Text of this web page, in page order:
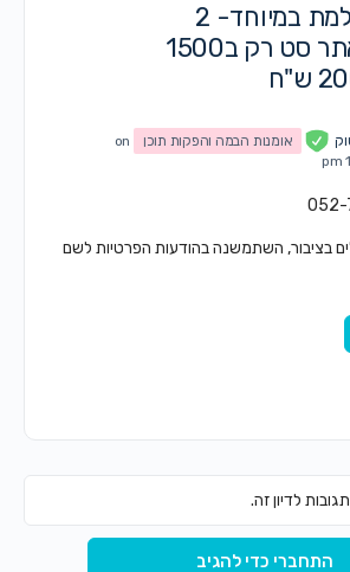
הצעה משתלמת במיוחד- 2
פרסומים באתר סט רק ב1500
אומנות הבמה והפקות תוכן
on
בציבור, השתמשנה בהודעות הפרטיות לשם
לדיון זה.
התחברי כדי להגיב